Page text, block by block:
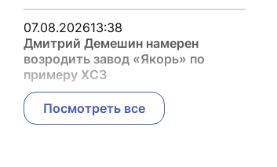
07.08.202613:38
Дмитрий Демешин намерен
возродить завод «Якорь» по
примеру ХСЗ
Посмотреть все